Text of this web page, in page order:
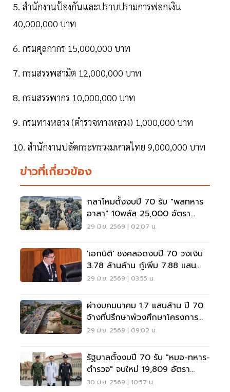
5. สำนักงานป้องกันและปราบปรามการฟอกเงิน
40,000,000 บาท
6. กรมศุลกากร 15,000,000 บาท
7. กรมสรรพสามิต 12,000,000 บาท
8. กรมสรรพากร 10,000,000 บาท
9. กรมทางหลวง (ตำรวจทางหลวง) 1,000,000 บาท
10. สำนักงานปลัดกระทรวงมหาดไทย 9,000,000 บาท
ข่าวที่เกี่ยวข้อง
กลาโหมตั้งงบปี 70 รับ "พลทหาร
อาสา" 10พลัส 25,000 อัตรา
วงเงิน 1,455 ล้านบาท
29 มิ.ย. 2569 | 02:07 น.
'เอกนิติ' ชงคลอดงบปี 70 วงเงิน
3.78 ล้านล้าน กู้เพิ่ม 7.88 แสน
ล้าน ดันจีดีพีโต 2%
29 มิ.ย. 2569 | 03:55 น.
ผ่างบคมนาคม 1.7 แสนล้าน ปี 70
จ้างที่ปรึกษาพ่วงศึกษาโครงการ
เพียบ
29 มิ.ย. 2569 | 09:02 น.
รัฐบาลตั้งงบปี 70 รับ "หมอ-ทหาร-
ตำรวจ" จบใหม่ 19,809 อัตรา
2,764 ล้านบาท
30 มิ.ย. 2569 | 10:57 น.